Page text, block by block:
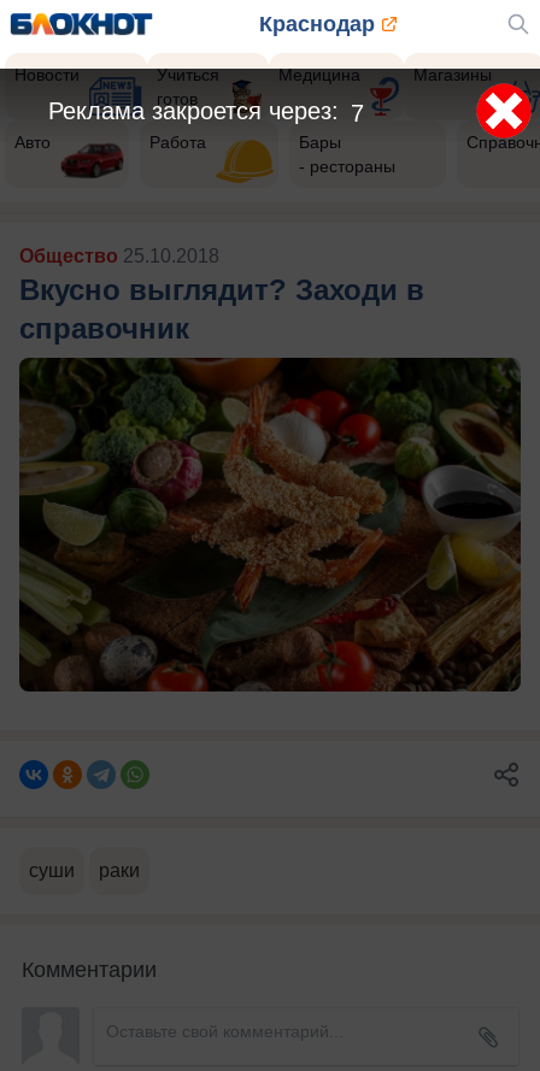
Краснодар
Новости
Учиться
готов
Медицина Магазины
Авто Работа
Бары
- рестораны
Общество 25.10.2018
Вкусно выглядит? Заходи в
справочник
суши раки
Комментарии
4
Реклама закроется через: